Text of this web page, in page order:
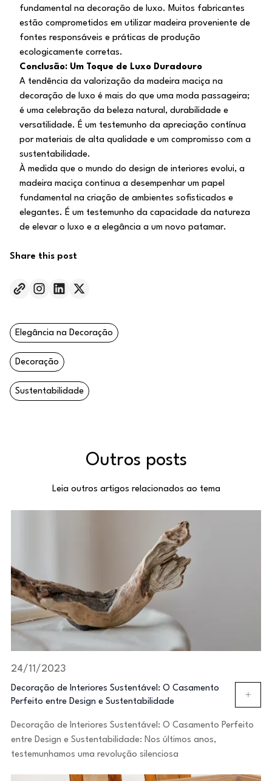
fundamental na decoração de luxo. Muitos fabricantes
estão comprometidos em utilizar madeira proveniente de
fontes responsáveis e práticas de produção
ecologicamente corretas.
Conclusão: Um Toque de Luxo Duradouro
A tendência da valorização da madeira maciça na
decoração de luxo é mais do que uma moda passageira;
é uma celebração da beleza natural, durabilidade e
versatilidade. É um testemunho da apreciação contínua
por materiais de alta qualidade e um compromisso com a
sustentabilidade.
À medida que o mundo do design de interiores evolui, a
madeira maciça continua a desempenhar um papel
fundamental na criação de ambientes sofisticados e
elegantes. É um testemunho da capacidade da natureza
de elevar o luxo e a elegância a um novo patamar.
Share this post
Elegância na Decoração
Decoração
Sustentabilidade
Outros posts
Leia outros artigos relacionados ao tema
24/11/2023
Decoração de Interiores Sustentável: O Casamento
Perfeito entre Design e Sustentabilidade
Decoração de Interiores Sustentável: O Casamento Perfeito
entre Design e Sustentabilidade: Nos últimos anos,
testemunhamos uma revolução silenciosa